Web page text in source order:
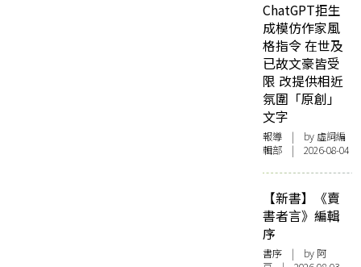
ChatGPT拒生
成模仿作家風
格指令 在世及
已故文豪皆受
限 改提供相近
氛圍「原創」
文字
報導 | by 虛詞編
輯部 | 2026-08-04
【新書】《賣
書者言》編輯
序
書序 | by 阿